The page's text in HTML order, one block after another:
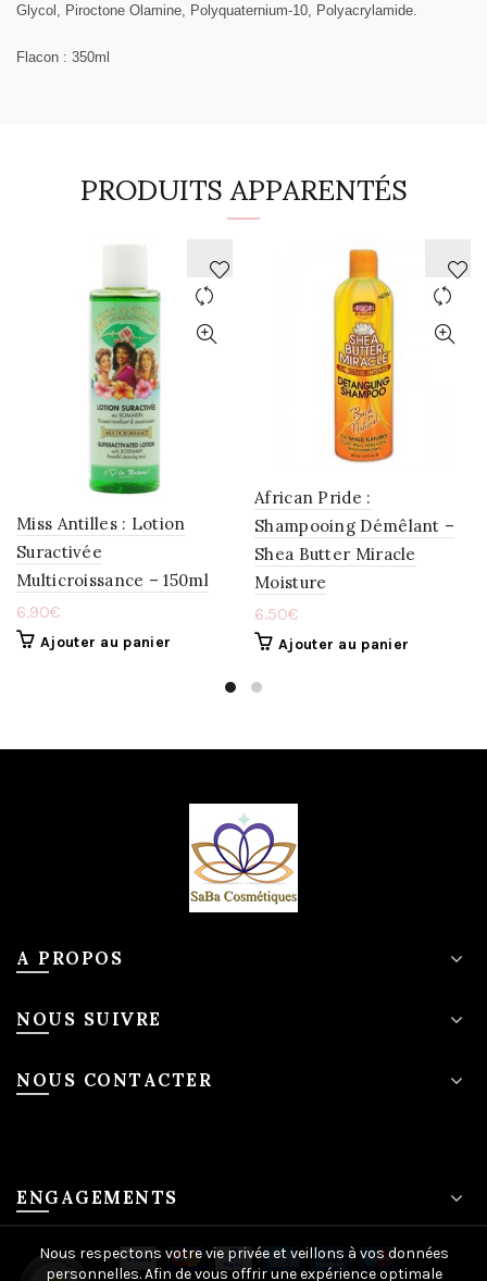
Glycol, Piroctone Olamine, Polyquaternium-10, Polyacrylamide.
Flacon : 350ml
PRODUITS APPARENTÉS
Miss Antilles : Lotion
Suractivée
Multicroissance – 150ml
6.90€
Ajouter au panier
African Pride :
Shampooing Démêlant –
Shea Butter Miracle
Moisture
6.50€
Ajouter au panier
A PROPOS
NOUS SUIVRE
NOUS CONTACTER
ENGAGEMENTS
Nous respectons votre vie privée et veillons à vos données
personnelles. Afin de vous offrir une expérience optimale